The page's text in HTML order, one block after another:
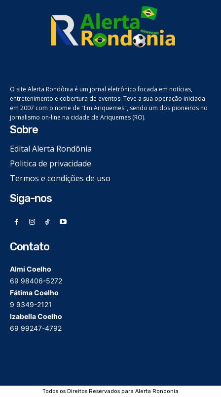
O site Alerta Rondônia é um jornal eletrônico focada em notícias,
entretenimento e cobertura de eventos. Teve a sua operação iniciada
em 2007 com o nome de "Em Ariquemes", sendo um dos pioneiros no
jornalismo on-line na cidade de Ariquemes (RO).
Sobre
Edital Alerta Rondônia
Politica de privacidade
Termos e condições de uso
Siga-nos
Contato
Almi Coelho
69 98406-5272
Fátima Coelho
9 9349-2121
Izabella Coelho
69 99247-4792
Todos os Direitos Reservados para Alerta Rondonia